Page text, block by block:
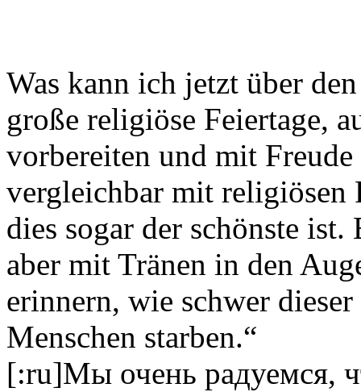
Was kann ich jetzt über
große religiöse Feiertage,
vorbereiten und mit
vergleichbar mit religiösen
dies sogar der schönste
aber mit Tränen in den
erinnern, wie schwer
Menschen starben.“
[:ru]Мы очень радуемся,